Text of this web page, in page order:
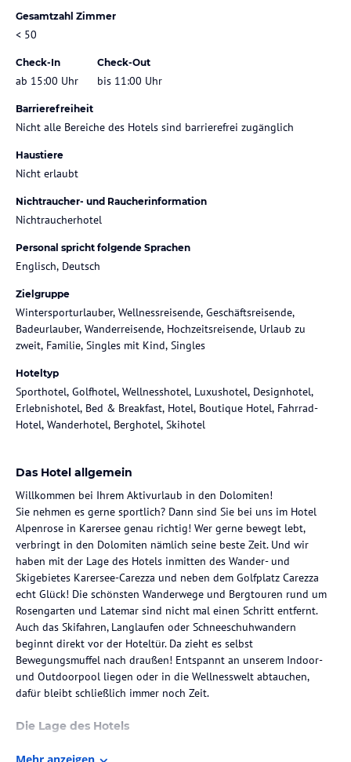
Gesamtzahl Zimmer
< 50
Check-In
ab 15:00 Uhr
Check-Out
bis 11:00 Uhr
Barrierefreiheit
Nicht alle Bereiche des Hotels sind barrierefrei zugänglich
Haustiere
Nicht erlaubt
Nichtraucher- und Raucherinformation
Nichtraucherhotel
Personal spricht folgende Sprachen
Englisch, Deutsch
Zielgruppe
Wintersporturlauber, Wellnessreisende, Geschäftsreisende,
Badeurlauber, Wanderreisende, Hochzeitsreisende, Urlaub zu
zweit, Familie, Singles mit Kind, Singles
Hoteltyp
Sporthotel, Golfhotel, Wellnesshotel, Luxushotel, Designhotel,
Erlebnishotel, Bed & Breakfast, Hotel, Boutique Hotel, Fahrrad-
Hotel, Wanderhotel, Berghotel, Skihotel
Das Hotel allgemein
Willkommen bei Ihrem Aktivurlaub in den Dolomiten!
Sie nehmen es gerne sportlich? Dann sind Sie bei uns im Hotel
Alpenrose in Karersee genau richtig! Wer gerne bewegt lebt,
verbringt in den Dolomiten nämlich seine beste Zeit. Und wir
haben mit der Lage des Hotels inmitten des Wander- und
Skigebietes Karersee-Carezza und neben dem Golfplatz Carezza
echt Glück! Die schönsten Wanderwege und Bergtouren rund um
Rosengarten und Latemar sind nicht mal einen Schritt entfernt.
Auch das Skifahren, Langlaufen oder Schneeschuhwandern
beginnt direkt vor der Hoteltür. Da zieht es selbst
Bewegungsmuffel nach draußen! Entspannt an unserem Indoor-
und Outdoorpool liegen oder in die Wellnesswelt abtauchen,
dafür bleibt schließlich immer noch Zeit.
Die Lage des Hotels